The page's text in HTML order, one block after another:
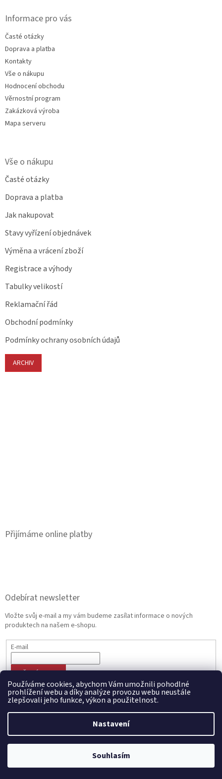
Používáme cookies, abychom Vám umožnili pohodlné
prohlížení webu a díky analýze provozu webu neustále
zlepšovali jeho funkce, výkon a použitelnost.
Nastavení
Souhlasím
Informace pro vás
Časté otázky
Doprava a platba
Kontakty
Vše o nákupu
Hodnocení obchodu
Věrnostní program
Zakázková výroba
Mapa serveru
Vše o nákupu
Časté otázky
Doprava a platba
Jak nakupovat
Stavy vyřízení objednávek
Výměna a vrácení zboží
Registrace a výhody
Tabulky velikostí
Reklamační řád
Obchodní podmínky
Podmínky ochrany osobních údajů
ARCHIV
Přijímáme online platby
Odebírat newsletter
Vložte svůj e-mail a my vám budeme zasílat informace o nových
produktech na našem e-shopu.
E-mail
PŘIHLÁSIT SE
Copyright 2026CZECHMANIA.CZ | Český fanshop v národních
. Všechna práva vyhrazena.